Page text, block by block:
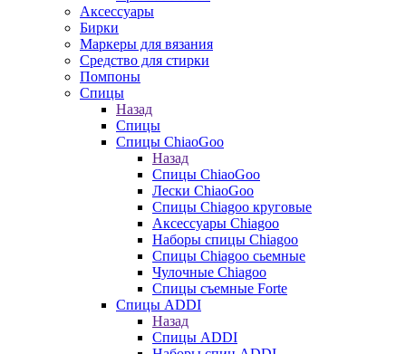
Аксессуары
Бирки
Маркеры для вязания
Средство для стирки
Помпоны
Спицы
Назад
Спицы
Спицы ChiaoGoo
Назад
Спицы ChiaoGoo
Лески ChiaoGoo
Cпицы Сhiagoo круговые
Аксессуары Chiagoo
Наборы спицы Chiagoo
Спицы Chiagoo сьемные
Чулочные Chiagoo
Спицы съемные Forte
Спицы ADDI
Назад
Спицы ADDI